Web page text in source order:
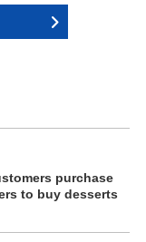
purchase
to buy desserts